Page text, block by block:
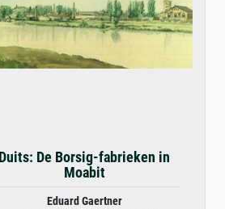
Duits: De Borsig-fabrieken in
Moabit
Eduard Gaertner